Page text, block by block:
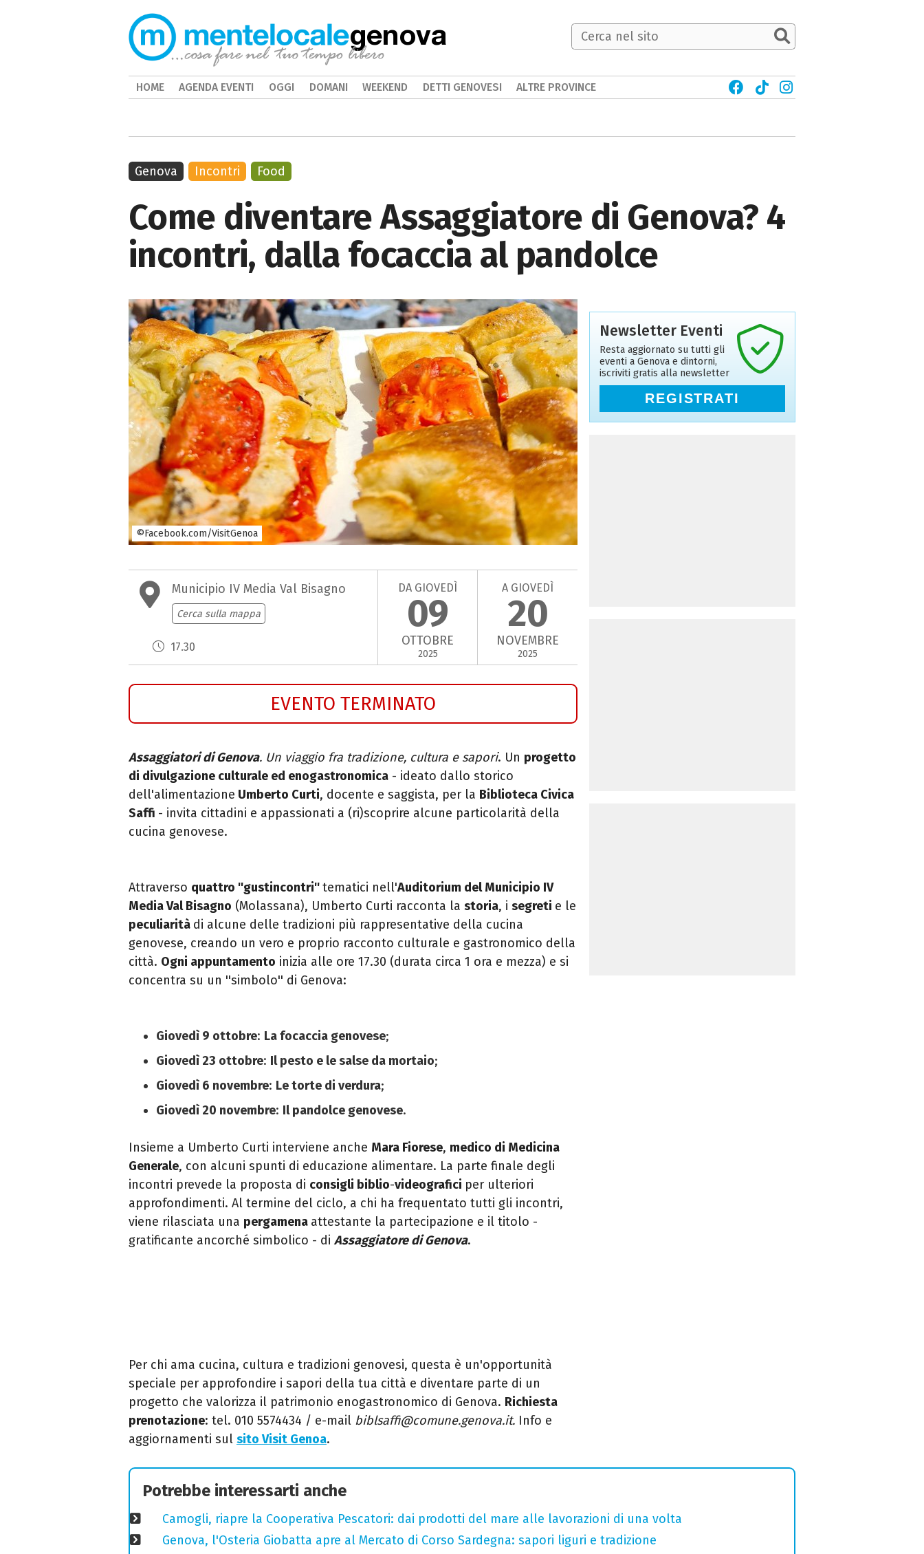
Come diventare Assaggiatore di Genova? 4
incontri, dalla focaccia al pandolce
©Facebook.com/VisitGenoa
Municipio IV Media Val Bisagno
Cerca sulla mappa
17.30
DA GIOVEDÌ
09
OTTOBRE
2025
A GIOVEDÌ
20
NOVEMBRE
2025
EVENTO TERMINATO
Assaggiatori di Genova. Un viaggio fra tradizione, cultura e sapori. Un progetto
di divulgazione culturale ed enogastronomica - ideato dallo storico
dell'alimentazione Umberto Curti, docente e saggista, per la Biblioteca Civica
Saffi - invita cittadini e appassionati a (ri)scoprire alcune particolarità della
cucina genovese.
Attraverso quattro ''gustincontri''tematici nell'Auditorium del Municipio IV
Media Val Bisagno (Molassana), Umberto Curti racconta la storia, i segreti e le
peculiarità di alcune delle tradizioni più rappresentative della cucina
genovese, creando un vero e proprio racconto culturale e gastronomico della
città. Ogni appuntamento inizia alle ore 17.30 (durata circa 1 ora e mezza) e si
concentra su un ''simbolo'' di Genova:
Giovedì 9 ottobre: La focaccia genovese;
Giovedì 23 ottobre: Il pesto e le salse da mortaio;
Giovedì 6 novembre: Le torte di verdura;
Giovedì 20 novembre: Il pandolce genovese.
Insieme a Umberto Curti interviene anche Mara Fiorese, medico di Medicina
Generale, con alcuni spunti di educazione alimentare. La parte finale degli
incontri prevede la proposta di consigli biblio-videografici per ulteriori
approfondimenti. Al termine del ciclo, a chi ha frequentato tutti gli incontri,
viene rilasciata una pergamena attestante la partecipazione e il titolo -
gratificante ancorché simbolico - di Assaggiatore di Genova.
Per chi ama cucina, cultura e tradizioni genovesi, questa è un'opportunità
speciale per approfondire i sapori della tua città e diventare parte di un
progetto che valorizza il patrimonio enogastronomico di Genova. Richiesta
prenotazione: tel. 010 5574434 / e-mail biblsaffi@comune.genova.it. Info e
aggiornamenti sul sito Visit Genoa.
Genova Incontri Food
Newsletter Eventi
Resta aggiornato su tutti gli
eventi a Genova e dintorni,
iscriviti gratis alla newsletter
REGISTRATI
Potrebbe interessarti anche
Camogli, riapre la Cooperativa Pescatori: dai prodotti del mare alle lavorazioni di una volta
Genova, l'Osteria Giobatta apre al Mercato di Corso Sardegna: sapori liguri e tradizione
genova
HOME AGENDA EVENTI OGGI DOMANI WEEKEND DETTI GENOVESI ALTRE PROVINCE